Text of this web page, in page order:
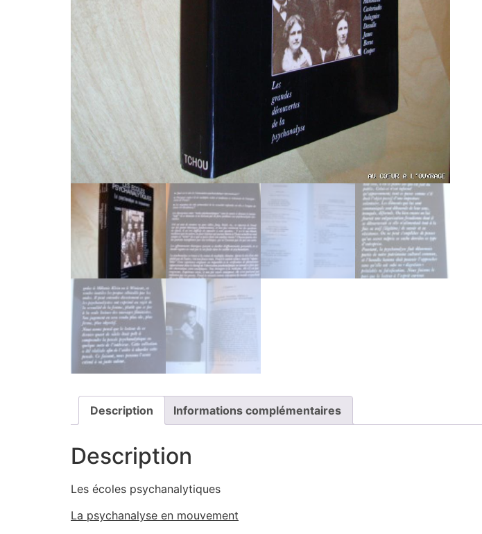
Description Informations complémentaires
Description
Les écoles psychanalytiques
La psychanalyse en mouvement